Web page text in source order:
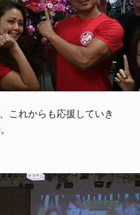
これからも応援していき